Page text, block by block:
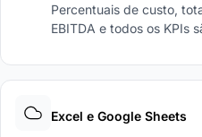
Percentuais de custo,
EBITDA e todos os KPIs
Excel e Google Sheets